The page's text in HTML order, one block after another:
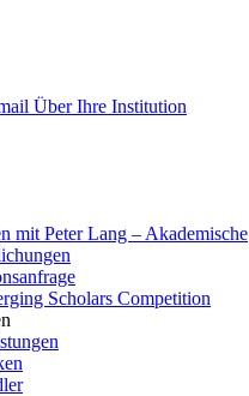
Über Ihre Institution
mit Peter Lang – Akademische
Scholars Competition